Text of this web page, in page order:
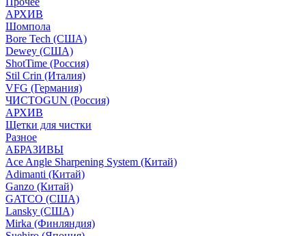
АРХИВ
Шомпола
Bore Tech (США)
Dewey (США)
ShotTime (Россия)
Stil Crin (Италия)
VFG (Германия)
ЧИСТОGUN (Россия)
АРХИВ
Щетки для чистки
Разное
АБРАЗИВЫ
Ace Angle Sharpening System (Китай)
Adimanti (Китай)
Ganzo (Китай)
GATCO (США)
Lansky (США)
Mirka (Финляндия)